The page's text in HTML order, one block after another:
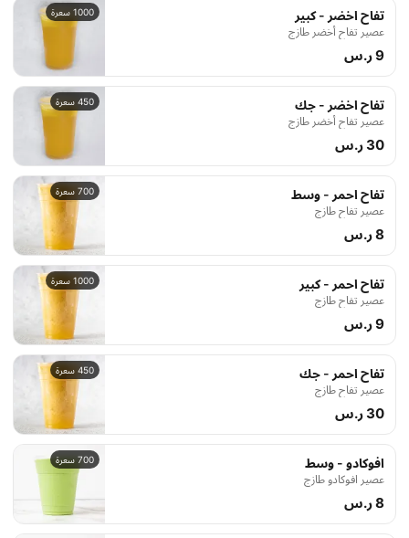
1000 سعرة تفاح اخضر - كبير
عصير تفاح أخضر طازج
9 ر.س
450 سعرة تفاح اخضر - جك
عصير تفاح أخضر طازج
30 ر.س
700 سعرة تفاح احمر - وسط
عصير تفاح طازج
8 ر.س
1000 سعرة تفاح احمر - كبير
عصير تفاح طازج
9 ر.س
450 سعرة تفاح احمر - جك
عصير تفاح طازج
30 ر.س
700 سعرة افوكادو - وسط
عصير افوكادو طازج
8 ر.س